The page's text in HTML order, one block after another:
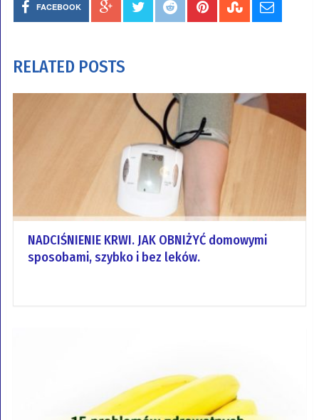
FACEBOOK
RELATED POSTS
NADCIŚNIENIE KRWI. JAK OBNIŻYĆ domowymi
sposobami, szybko i bez leków.